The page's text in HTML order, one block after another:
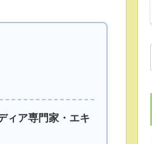
ィア専門家・エキ